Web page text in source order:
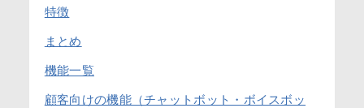
特徴
まとめ
機能一覧
顧客向けの機能（チャットボット・ボイスボッ